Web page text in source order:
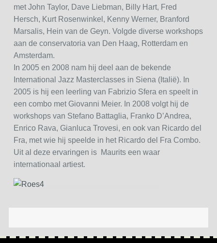
met John Taylor, Dave Liebman, Billy Hart, Fred
Hersch, Kurt Rosenwinkel, Kenny Werner, Branford
Marsalis, Hein van de Geyn. Volgde diverse workshops
aan de conservatoria van Den Haag, Rotterdam en
Amsterdam.
In 2005 en 2008 nam hij deel aan de bekende
International Jazz Masterclasses in Siena (Italië). In
2005 is hij een leerling van Fabrizio Sfera en speelt in
een combo met Giovanni Meier. In 2008 volgt hij de
workshops van Stefano Battaglia, Franko D’Andrea,
Enrico Rava, Gianluca Trovesi, en ook van Ricardo del
Fra, met wie hij speelde in het Ricardo del Fra Combo.
Uit al deze ervaringen is Maurits een waar
internationaal artiest.